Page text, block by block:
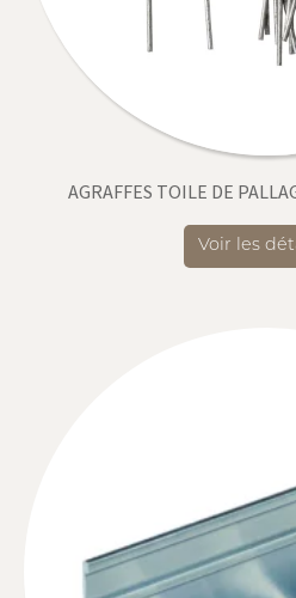
AGRAFFES TOILE DE
Voir les